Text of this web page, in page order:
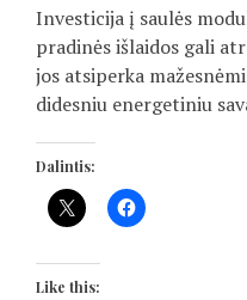
Investicija į saulės
pradinės išlaidos gali
jos atsiperka
didesniu energetiniu
Dalintis:
Like this: